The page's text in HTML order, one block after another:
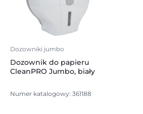
Dozowniki jumbo
Dozownik do papieru
CleanPRO Jumbo, biały
Numer katalogowy: 361188